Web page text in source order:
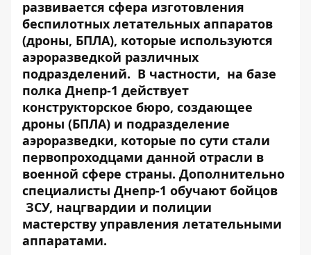
развивается сфера изготовления
беспилотных летательных аппаратов
(дроны, БПЛА), которые используются
аэроразведкой различных
подразделений. В частности, на базе
полка Днепр-1 действует
конструкторское бюро, создающее
дроны (БПЛА) и подразделение
аэроразведки, которые по сути стали
первопроходцами данной отрасли в
военной сфере страны. Дополнительно
специалисты Днепр-1 обучают бойцов
ЗСУ, нацгвардии и полиции
мастерству управления летательными
аппаратами.